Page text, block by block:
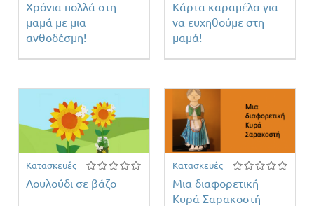
Χρόνια πολλά στη
μαμά με μια
ανθοδέσμη!
Κάρτα καραμέλα για
να ευχηθούμε στη
μαμά!
Κατασκευές
Λουλούδι σε βάζο
Κατασκευές
Μια διαφορετική
Κυρά Σαρακοστή